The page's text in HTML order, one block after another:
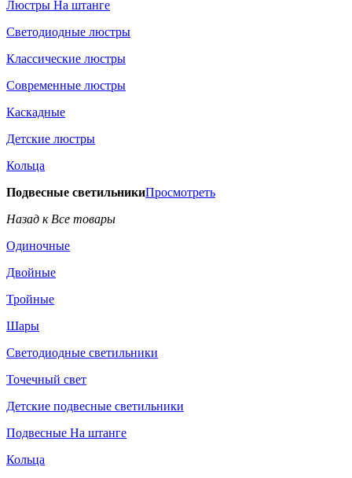
Люстры На штанге
Светодиодные люстры
Классические люстры
Современные люстры
Каскадные
Детские люстры
Кольца
Подвесные светильникиПросмотреть
Назад к Все товары
Одиночные
Двойные
Тройные
Шары
Светодиодные светильники
Точечный свет
Детские подвесные светильники
Подвесные На штанге
Кольца